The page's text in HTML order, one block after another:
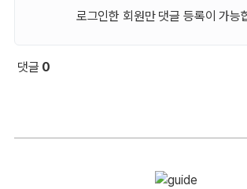
로그인한 회원만 댓글 등록이 가능
댓글 0